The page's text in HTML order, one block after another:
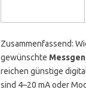
Zusammenfassend:
gewünschte
reichen günstige
sind 4–20 mA oder